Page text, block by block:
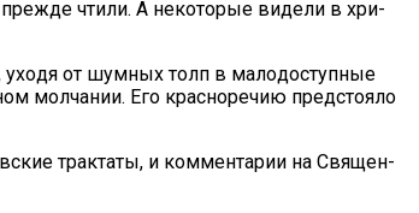
чти­ли. А неко­то­рые ви­де­ли в хри­
ухо­дя от шум­ных толп в ма­ло­до­ступ­ные
мол­ча­нии. Его крас­но­ре­чию пред­сто­я­ло
трак­та­ты, и ком­мен­та­рии на Свя­щен­